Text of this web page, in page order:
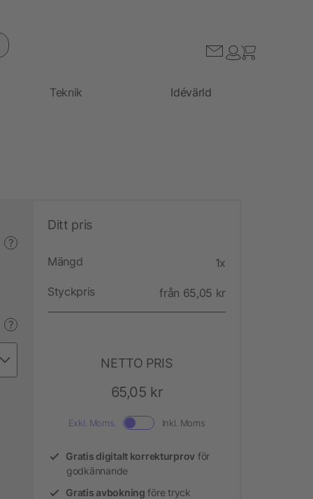
Teknik Idévärld
?
?
Ditt pris
Mängd 1x
Styckpris från 65,05 kr
NETTO PRIS
65,05 kr
Exkl. Moms. Inkl. Moms
Gratis digitalt korrekturprov för
godkännande
Gratis avbokning före tryck